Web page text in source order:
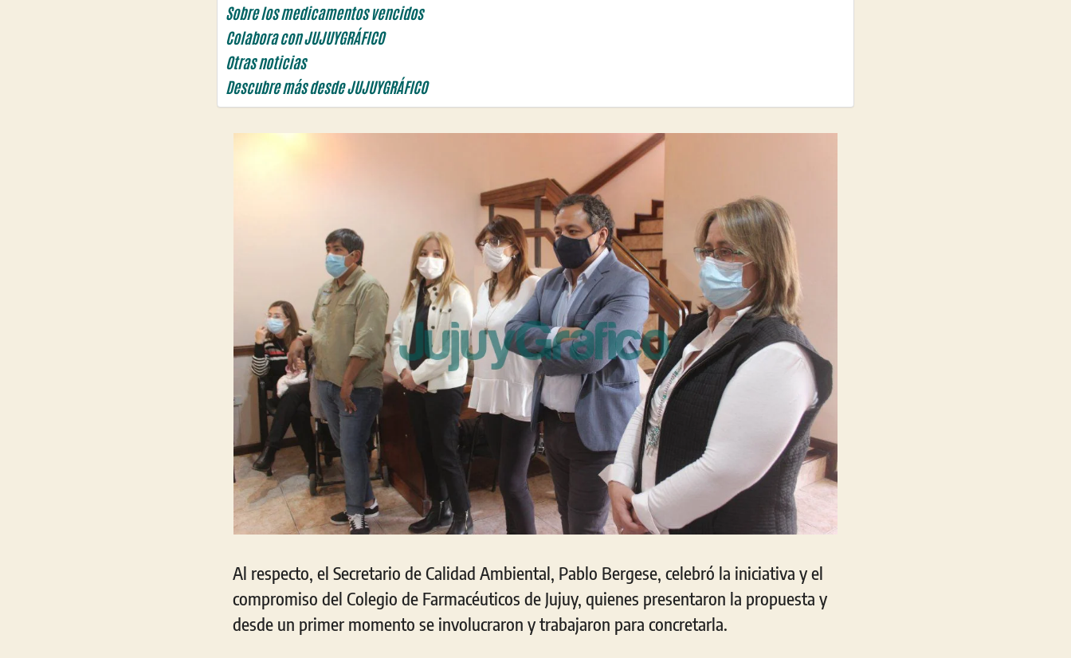
Sobre los medicamentos vencidos
Colabora con JUJUYGRÁFICO
Otras noticias
Descubre más desde JUJUYGRÁFICO
Al respecto, el Secretario de Calidad Ambiental, Pablo Bergese, celebró la iniciativa y el
compromiso del Colegio de Farmacéuticos de Jujuy, quienes presentaron la propuesta y
desde un primer momento se involucraron y trabajaron para concretarla.